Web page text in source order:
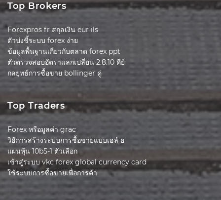
Top Brokers
Forexpros fr สกุลเงิน eur ils
ตัวบ่งชี้ระบบ forex ง่าย
ข้อมูลพื้นฐานเกี่ยวกับตลาด forex ppt
ตัวตรวจสอบอัตราแลกเปลี่ยน 2.8.10 คีย์
กลยุทธ์การซื้อขาย bollinger คู่
Top Traders
Forex หรือมูลค่า grac
วิธีการสร้างระบบการซื้อขายแบบเฮล์ ธ
แผนหุ้น 10b5-1 ตัวเลือก
เข้าสู่ระบบ vkc forex global currency card
ใช้ระบบการซื้อขายเพื่อการค้า